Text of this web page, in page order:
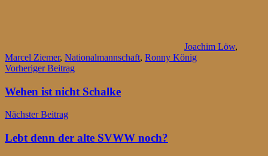
Joachim Löw,
Marcel Ziemer, Nationalmannschaft, Ronny König
Beitragsnavigation
Vorheriger Beitrag
Wehen ist nicht Schalke
Nächster Beitrag
Lebt denn der alte SVWW noch?